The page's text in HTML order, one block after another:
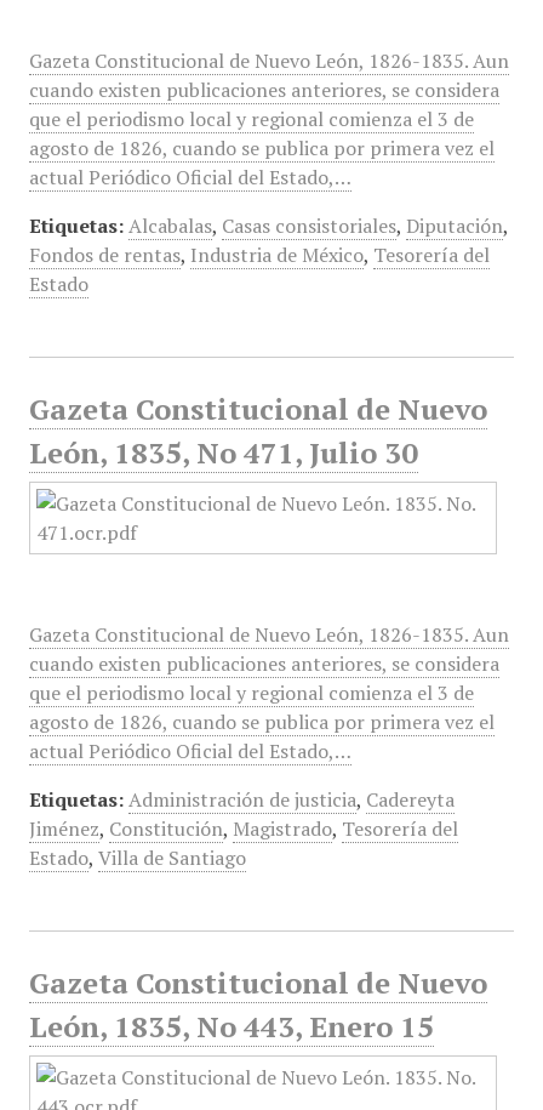
Gazeta Constitucional de Nuevo León, 1826-1835. Aun
cuando existen publicaciones anteriores, se considera
que el periodismo local y regional comienza el 3 de
agosto de 1826, cuando se publica por primera vez el
actual Periódico Oficial del Estado,…
Etiquetas: Alcabalas, Casas consistoriales, Diputación,
Fondos de rentas, Industria de México, Tesorería del
Estado
Gazeta Constitucional de Nuevo
León, 1835, No 471, Julio 30
Gazeta Constitucional de Nuevo León, 1826-1835. Aun
cuando existen publicaciones anteriores, se considera
que el periodismo local y regional comienza el 3 de
agosto de 1826, cuando se publica por primera vez el
actual Periódico Oficial del Estado,…
Etiquetas: Administración de justicia, Cadereyta
Jiménez, Constitución, Magistrado, Tesorería del
Estado, Villa de Santiago
Gazeta Constitucional de Nuevo
León, 1835, No 443, Enero 15